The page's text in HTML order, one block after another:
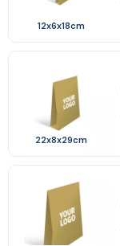
12x6x18cm
22x8x29cm